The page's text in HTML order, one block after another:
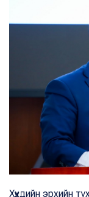
Хүүхдийн эрхийн